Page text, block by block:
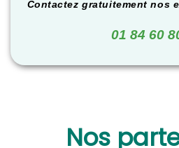
Contactez gratuitement nos
01 84 60
Nos